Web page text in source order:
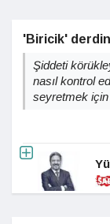
'Biricik'
Şiddeti
nasıl kontrol
seyretmek